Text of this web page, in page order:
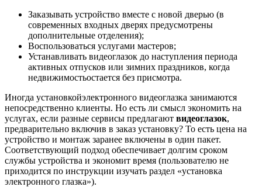
Заказывать устройство вместе с новой дверью (в
современных входных дверях предусмотрены
дополнительные отделения);
Воспользоваться услугами мастеров;
Устанавливать видеоглазок до наступления периода
активных отпусков или зимних праздников, когда
недвижимостьостается без присмотра.
Иногда установкойэлектронного видеоглазка занимаются
непосредственно клиенты. Но есть ли смысл экономить на
услугах, если разные сервисы предлагают видеоглазок,
предварительно включив в заказ установку? То есть цена на
устройство и монтаж заранее включены в один пакет.
Соответствующий подход обеспечивает долгим сроком
службы устройства и экономит время (пользователю не
приходится по инструкции изучать раздел «установка
электронного глазка»).